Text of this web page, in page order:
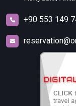
+90 553 149